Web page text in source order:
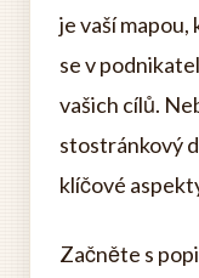
je vaší
se v
vašich cílů.
stostránkový
klíčové
Začněte s